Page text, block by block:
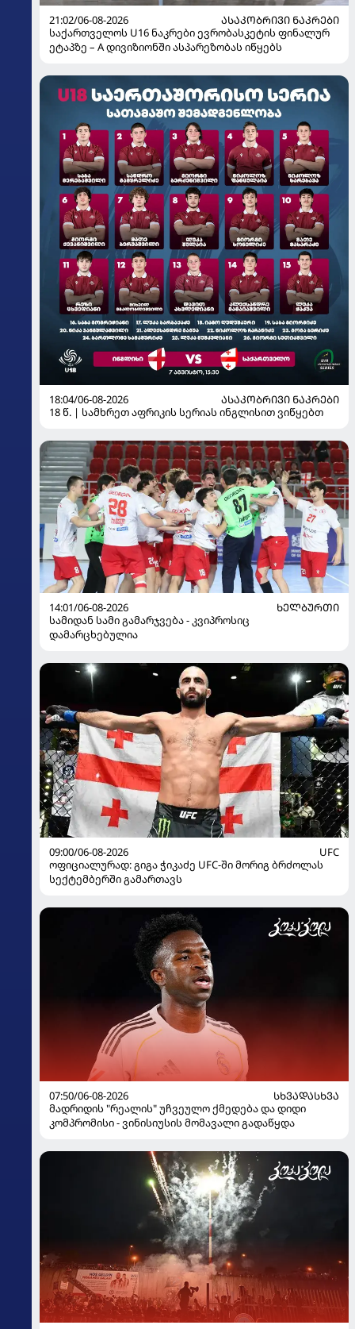
21:02/06-08-2026
ᲐᲡᲐᲙᲝᲑᲠᲘᲕᲘ ᲜᲐᲙᲠᲔᲑᲘ
საქართველოს U16 ნაკრები ევრობასკეტის ფინალურ
ეტაპზე – A დივიზიონში ასპარეზობას იწყებს
18:04/06-08-2026
ᲐᲡᲐᲙᲝᲑᲠᲘᲕᲘ ᲜᲐᲙᲠᲔᲑᲘ
18 წ. | სამხრეთ აფრიკის სერიას ინგლისით ვიწყებთ
14:01/06-08-2026
ᲮᲔᲚᲑᲣᲠᲗᲘ
სამიდან სამი გამარჯვება - კვიპროსიც
დამარცხებულია
09:00/06-08-2026
UFC
ოფიციალურად: გიგა ჭიკაძე UFC-ში მორიგ ბრძოლას
სექტემბერში გამართავს
07:50/06-08-2026
ᲡᲮᲕᲐᲓᲐᲡᲮᲕᲐ
მადრიდის "რეალის" უჩვეულო ქმედება და დიდი
კომპრომისი - ვინისიუსის მომავალი გადაწყდა